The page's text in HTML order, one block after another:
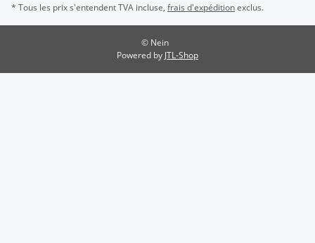
* Tous les prix s'entendent TVA incluse, frais d'expéditionexclus.
© Nein
Powered by JTL-Shop